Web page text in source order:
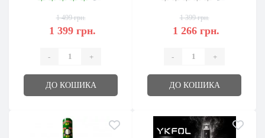
1 499 грн.
1 399 грн.
- +
ДО КОШИКА
1 399 грн.
1 266 грн.
- +
ДО КОШИКА